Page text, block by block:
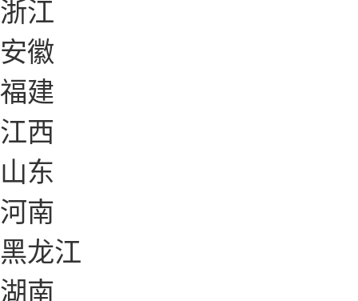
浙江
安徽
福建
江西
山东
河南
黑龙江
湖南